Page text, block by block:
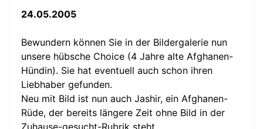
24.05.2005
Bewundern können Sie in der Bildergalerie nun
unsere hübsche Choice (4 Jahre alte Afghanen-
Hündin). Sie hat eventuell auch schon ihren
Liebhaber gefunden.
Neu mit Bild ist nun auch Jashir, ein Afghanen-
Rüde, der bereits längere Zeit ohne Bild in der
Zuhause-gesucht-Rubrik steht.